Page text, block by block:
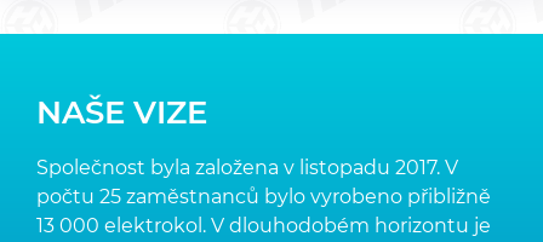
NAŠE VIZE
Společnost byla založena v listopadu 2017. V
počtu 25 zaměstnanců bylo vyrobeno přibližně
13 000 elektrokol. V dlouhodobém horizontu je